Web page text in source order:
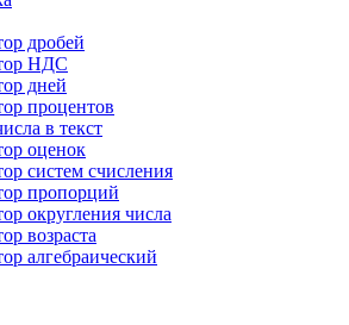
дробей
НДС
дней
процентов
в текст
оценок
систем счисления
пропорций
округления числа
возраста
алгебраический